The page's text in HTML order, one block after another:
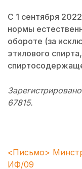
С 1 сентября
нормы
обороте (за
этилового
67815.
<Письмо>
ИФ/09